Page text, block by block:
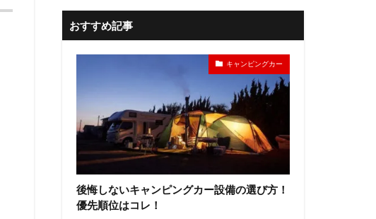
おすすめ記事
キャンピングカー
後悔しないキャンピングカー設備の選び方！
優先順位はコレ！